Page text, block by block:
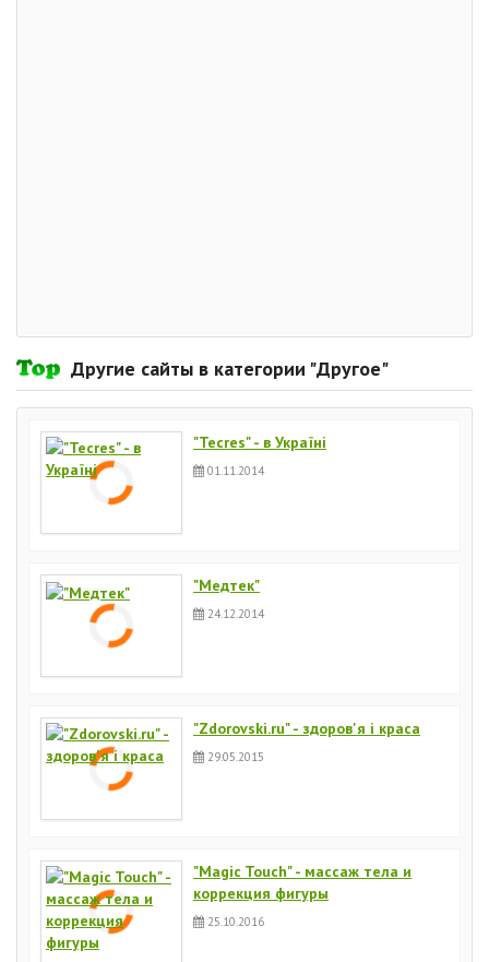
Другие сайты в категории "Другое"
"Tecres" - в Україні
01.11.2014
"Медтек"
24.12.2014
"Zdorovski.ru" - здоров'я і краса
29.05.2015
"Magic Touch" - массаж тела и
коррекция фигуры
25.10.2016